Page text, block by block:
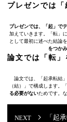
プレゼンでは「
プレゼンでは、「起」で
加えていきます。「転」
として最初に述べた結論
をつか
論文では「転」
論文では、「起承転結
（結）」で構成します。
る必要がないためです。
「起